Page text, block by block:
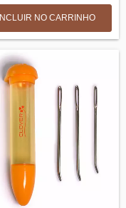
INCLUIR NO CARRINHO